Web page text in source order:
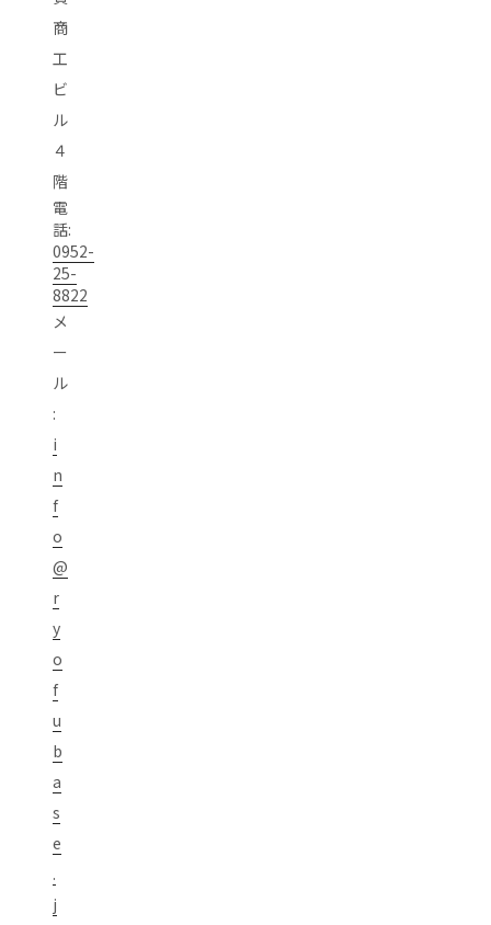
商
工
ビ
ル
４
階
電
話:
0952-
25-
8822
メ
ー
ル
:
i
n
f
o
@
r
y
o
f
u
b
a
s
e
.
j